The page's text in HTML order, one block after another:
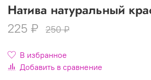
Натива натуральный
225 ₽ 250 ₽
В избранное
Добавить в сравнение